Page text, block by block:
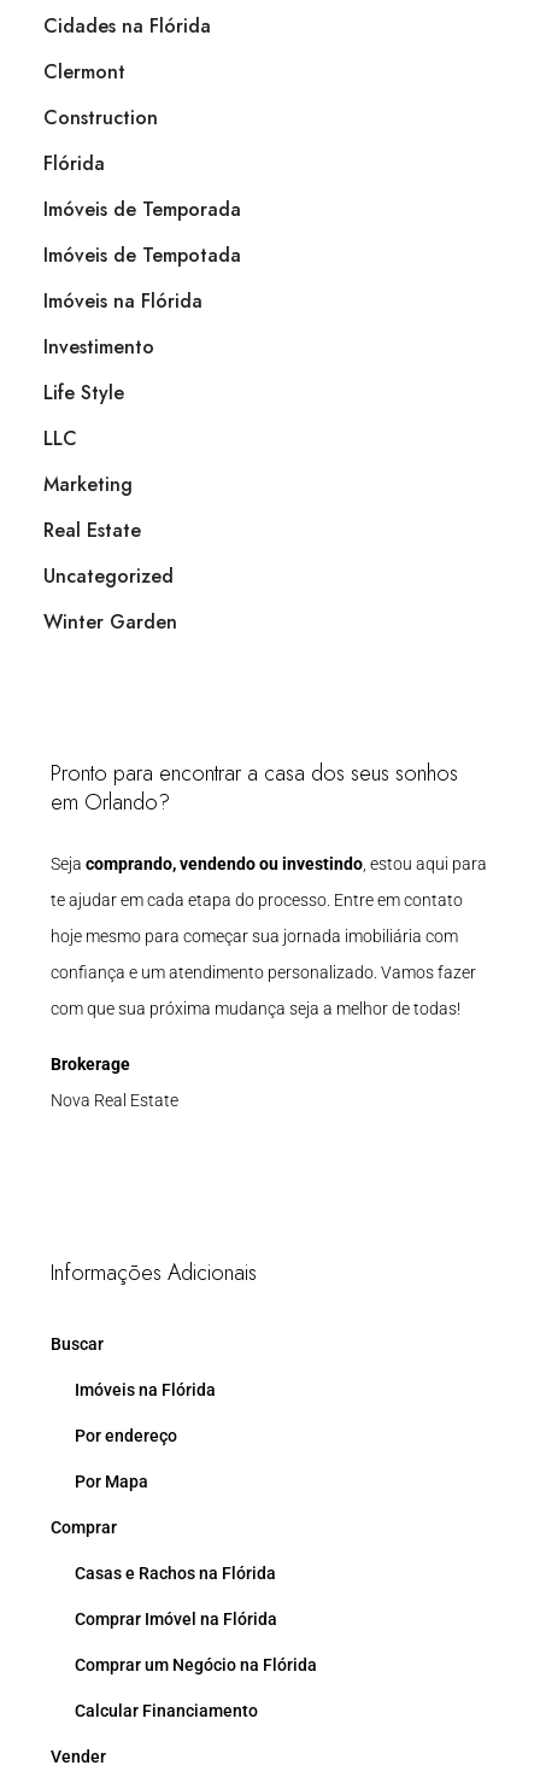
Cidades na Flórida
Clermont
Construction
Flórida
Imóveis de Temporada
Imóveis de Tempotada
Imóveis na Flórida
Investimento
Life Style
LLC
Marketing
Real Estate
Uncategorized
Winter Garden
Pronto para encontrar a casa dos seus sonhos
em Orlando?
Seja comprando, vendendo ou investindo , estou aqui para
te ajudar em cada etapa do processo. Entre em contato
hoje mesmo para começar sua jornada imobiliária com
confiança e um atendimento personalizado. Vamos fazer
com que sua próxima mudança seja a melhor de todas!
Brokerage
Nova Real Estate
Informações Adicionais
Buscar
Imóveis na Flórida
Por endereço
Por Mapa
Comprar
Casas e Rachos na Flórida
Comprar Imóvel na Flórida
Comprar um Negócio na Flórida
Calcular Financiamento
Vender